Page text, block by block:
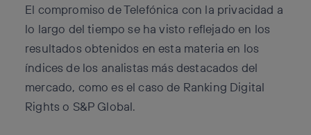
El compromiso de Telefónica con la privacidad a
lo largo del tiempo se ha visto reflejado en los
resultados obtenidos en esta materia en los
índices de los analistas más destacados del
mercado, como es el caso de Ranking Digital
Rights o S&P Global.